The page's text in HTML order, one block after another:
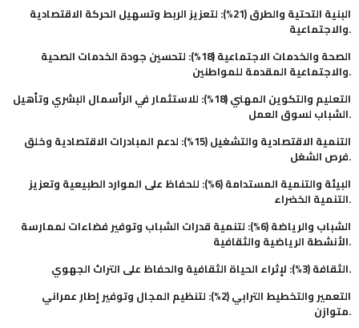
البنية التحتية والطرق (21%): لتعزيز الربط وتسهيل الحركة الاقتصادية
والاجتماعية.
الصحة والخدمات الاجتماعية (18%): لتحسين جودة الخدمات الصحية
والاجتماعية المقدمة للمواطنين.
التعليم والتكوين المهني (18%): للاستثمار في الرأسمال البشري وتأهيل
الشباب لسوق العمل.
التنمية الاقتصادية والتشغيل (15%): لدعم المبادرات الاقتصادية وخلق
فرص الشغل.
البيئة والتنمية المستدامة (6%): للحفاظ على الموارد الطبيعية وتعزيز
التنمية الخضراء.
الشباب والرياضة (6%): لتنمية قدرات الشباب وتوفير فضاءات لممارسة
الأنشطة الرياضية والثقافية.
الثقافة (3%): لإثراء الحياة الثقافية والحفاظ على التراث الجهوي.
التعمير والتخطيط الترابي (2%): لتنظيم المجال وتوفير إطار عمراني
متوازن.